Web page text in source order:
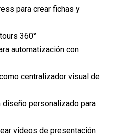
para crear fichas y
360°
automatización con
centralizador visual de
personalizado para
videos de presentación